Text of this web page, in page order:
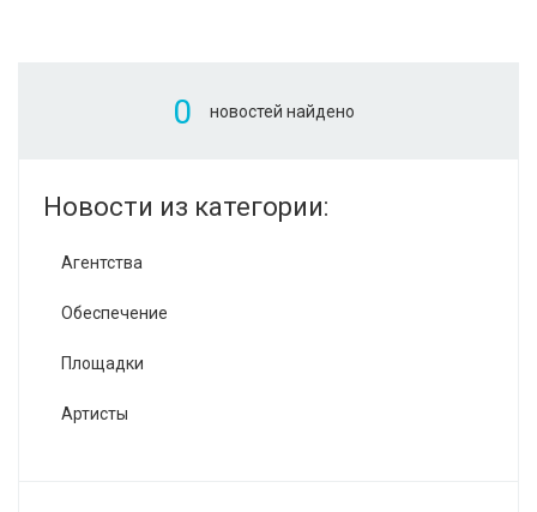
0 новостей найдено
Новости из категории:
Агентства
Обеспечение
Площадки
Артисты